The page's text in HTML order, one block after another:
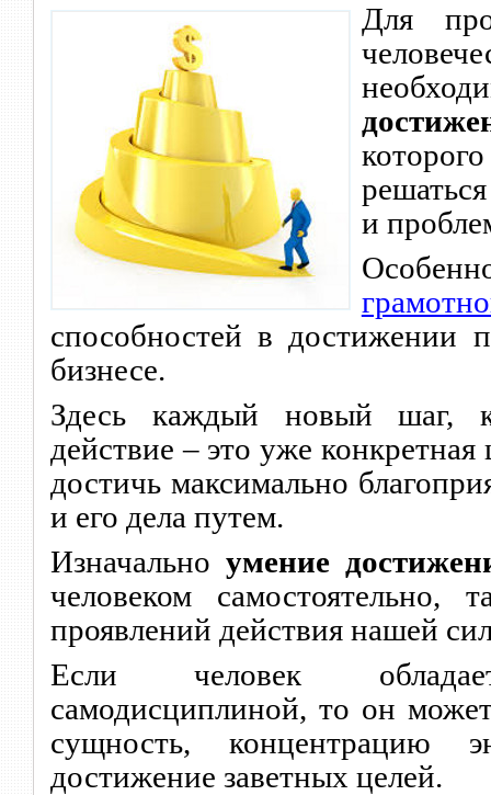
Для
и
способностей в достижении
бизнесе.
Здесь каждый новый шаг,
действие – это уже
достичь максимально
и его дела путем.
Изначально умение
человеком
проявлений действия нашей
Если человек
самодисциплиной, то он
сущность, концентрацию
достижение заветных целей.